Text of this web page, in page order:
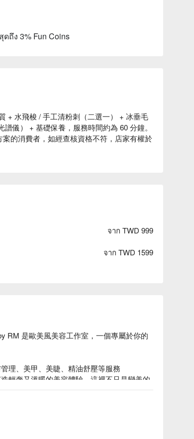
ถึง 3% Fun Coins
+ 水飛梭 / 手工清粉刺（二選一） + 冰垂毛
儀） + 基礎保養，服務時間約為 60 分鐘。
的消費者，如經查核資格不符，店家有權於
จาก TWD 999
จาก TWD 1599
RM 是歐美風美容工作室，一個專屬於你的
理、美甲、美睫、精油舒壓等服務
輕奢又溫暖的美容體驗。這裡不只是變美的
們的空間設計融合了小清新與美式氛圍，從
細節都為了讓你感受到高品質的服務與溫暖